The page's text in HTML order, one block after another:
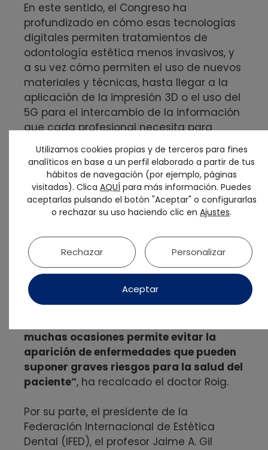
En este sentido, el Congreso ha
profundizado en cómo esas tecnologías
digitales permiten tratamientos de
odontología estética menos invasivos, y
a su vez cómo permiten el uso de nuevos
materiales y técnicas, hasta llegar a la
aplicación de la impresión 3D o el uso del
5G para el intercambio de la información
que cada profesional necesita para
realizar su tarea en un tratamiento de
estética dental que requiera la
intervención de diferentes especialidades
de la odontología.
“Reiterando que lo más importante ha
Congreso constata la consolidación de
la necesaria convergencia con la
estética, ya que no solamente es lo que
los pacientes piden, sino que también es
lo que al final resulta más positivo para
muchas ocasiones permite evitar la
aparición de enfermedades que pueden
suponer graves riesgos para la salud del
paciente”, ha recalcado el doctor Roig.
Por su parte, el presidente de la
Federación Internacional de Estética
Dental (IFED), el profesor Jaime A. Gil
Utilizamos cookies propias y de terceros para fines
analíticos en base a un perfil elaborado a partir de tus
hábitos de navegación (por ejemplo, páginas
visitadas). Clica AQUÍ para más información. Puedes
aceptarlas pulsando el botón "Aceptar" o configurarlas
o rechazar su uso haciendo clic en Ajustes.
Aceptar
Rechazar Personalizar